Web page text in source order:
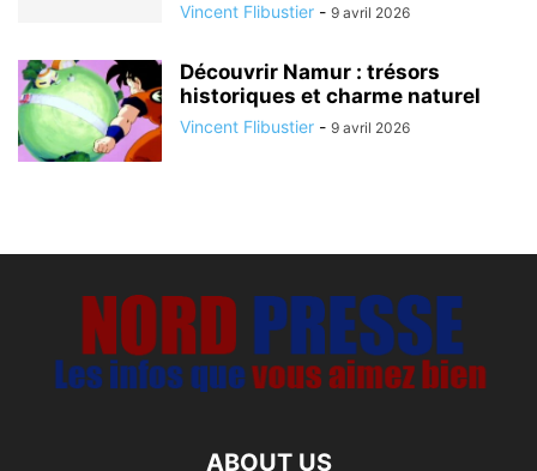
Vincent Flibustier - 9 avril 2026
Découvrir Namur : trésors
historiques et charme naturel
Vincent Flibustier - 9 avril 2026
ABOUT US